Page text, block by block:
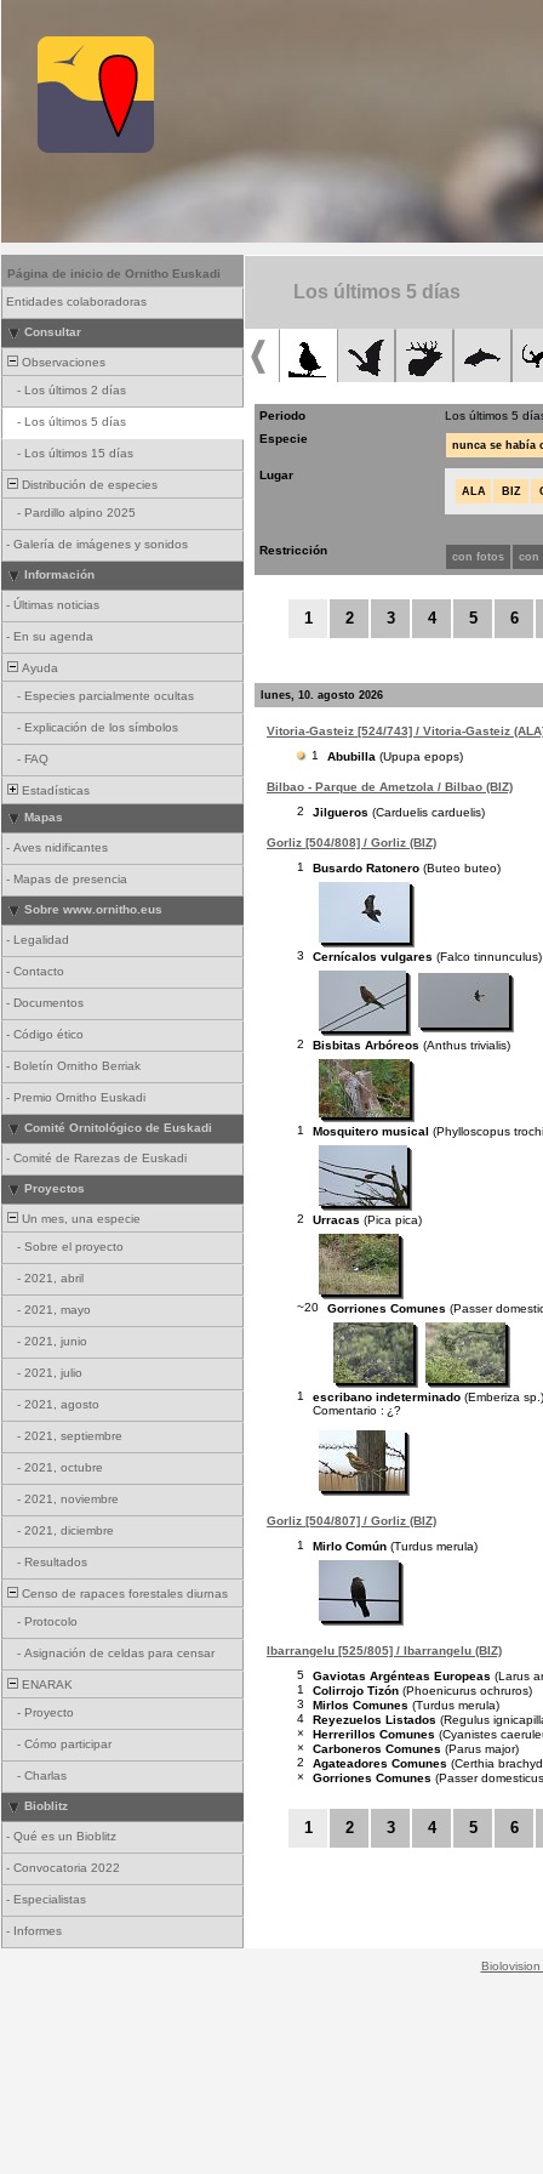
Página de inicio de Ornitho Euskadi
Entidades colaboradoras
Consultar
Observaciones
- Los últimos 2 días
- Los últimos 5 días
- Los últimos 15 días
Distribución de especies
- Pardillo alpino 2025
- Galería de imágenes y sonidos
Información
- Últimas noticias
- En su agenda
Ayuda
- Especies parcialmente ocultas
- Explicación de los símbolos
- FAQ
Estadísticas
Mapas
- Aves nidificantes
- Mapas de presencia
Sobre www.ornitho.eus
- Legalidad
- Contacto
- Documentos
- Código ético
- Boletín Ornitho Berriak
- Premio Ornitho Euskadi
Comité Ornitológico de Euskadi
- Comité de Rarezas de Euskadi
Proyectos
Un mes, una especie
- Sobre el proyecto
- 2021, abril
- 2021, mayo
- 2021, junio
- 2021, julio
- 2021, agosto
- 2021, septiembre
- 2021, octubre
- 2021, noviembre
- 2021, diciembre
- Resultados
Censo de rapaces forestales diurnas
- Protocolo
- Asignación de celdas para censar
ENARAK
- Proyecto
- Cómo participar
- Charlas
Bioblitz
- Qué es un Bioblitz
- Convocatoria 2022
- Especialistas
- Informes
Los últimos 5 días
Periodo
Los últimos 5
Especie
nunca se había
Lugar
ALA BIZ
Restricción con fotos con
1 2 3 4 5 6
lunes, 10. agosto 2026
Vitoria-Gasteiz [524/743] / Vitoria-Gasteiz
1
Abubilla (Upupa epops)
Bilbao - Parque de Ametzola / Bilbao (BIZ)
2
Jilgueros (Carduelis carduelis)
Gorliz [504/808] / Gorliz (BIZ)
1
Busardo Ratonero (Buteo buteo)
3 Cernícalos vulgares (Falco tinnunculus)
2 Bisbitas Arbóreos (Anthus trivialis)
1 Mosquitero musical (Phylloscopus
2 Urracas (Pica pica)
~20 Gorriones Comunes (Passer
1 escribano indeterminado (Emberiza sp.)
Comentario : ¿?
Gorliz [504/807] / Gorliz (BIZ)
1
Mirlo Común (Turdus merula)
Ibarrangelu [525/805] / Ibarrangelu (BIZ)
5
Gaviotas Argénteas Europeas (Larus
1
Colirrojo Tizón (Phoenicurus ochruros)
3
Mirlos Comunes (Turdus merula)
4
Reyezuelos Listados (Regulus
×
Herrerillos Comunes (Cyanistes
×
Carboneros Comunes (Parus major)
2
Agateadores Comunes (Certhia
×
Gorriones Comunes (Passer
1 2 3 4 5 6
Biolovision